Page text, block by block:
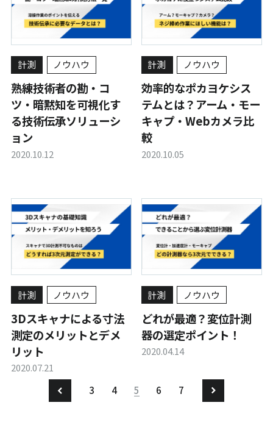
計測 ノウハウ
熟練技術者の勘・コ
ツ・暗黙知を可視化す
る技術伝承ソリューシ
ョン
2020.10.12
計測 ノウハウ
効率的なポカヨケシス
テムとは？アーム・モー
キャプ・Webカメラ比
較
2020.10.05
計測 ノウハウ
3Dスキャナによる寸法
測定のメリットとデメ
リット
2020.07.21
計測 ノウハウ
どれが最適？変位計測
器の選定ポイント！
2020.04.14
3 4 5 6 7